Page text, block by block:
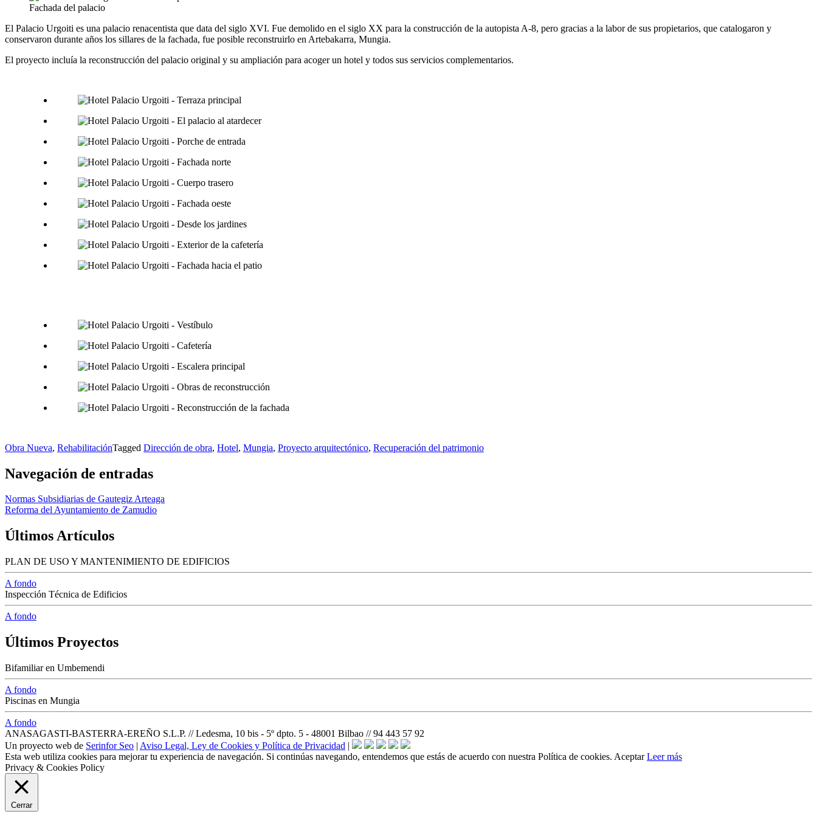
Fachada del palacio
El Palacio Urgoiti es una palacio renacentista que data del siglo XVI. Fue demolido en el siglo XX para la construcción de la autopista A-8, pero gracias a la labor de sus propietarios, que catalogaron y
conservaron durante años los sillares de la fachada, fue posible reconstruirlo en Artebakarra, Mungia.
El proyecto incluía la reconstrucción del palacio original y su ampliación para acoger un hotel y todos sus servicios complementarios.
Obra Nueva, RehabilitaciónTagged Dirección de obra, Hotel, Mungia, Proyecto arquitectónico, Recuperación del patrimonio
Navegación de entradas
Normas Subsidiarias de Gautegiz Arteaga
Reforma del Ayuntamiento de Zamudio
Últimos Artículos
PLAN DE USO Y MANTENIMIENTO DE EDIFICIOS
A fondo
Inspección Técnica de Edificios
A fondo
Últimos Proyectos
Bifamiliar en Umbemendi
A fondo
Piscinas en Mungia
A fondo
ANASAGASTI-BASTERRA-EREÑO S.L.P. // Ledesma, 10 bis - 5º dpto. 5 - 48001 Bilbao // 94 443 57 92
Un proyecto web de Serinfor Seo | Aviso Legal, Ley de Cookies y Política de Privacidad |
Esta web utiliza cookies para mejorar tu experiencia de navegación. Si continúas navegando, entendemos que estás de acuerdo con nuestra Política de cookies. Aceptar Leer más
Privacy & Cookies Policy
Cerrar